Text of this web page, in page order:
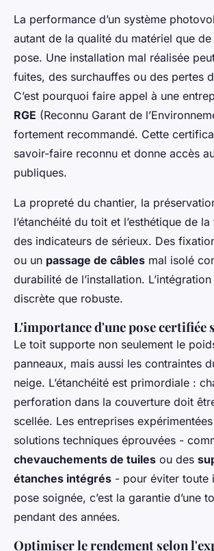
La performance d’un système
autant de la qualité du matériel que
pose. Une installation mal réalisée
fuites, des surchauffes ou des pertes
C’est pourquoi faire appel à une
RGE (Reconnu Garant de
fortement recommandé. Cette
savoir-faire reconnu et donne accès
publiques.
La propreté du chantier, la
l’étanchéité du toit et l’esthétique de
des indicateurs de sérieux. Des
ou un passage de câbles mal isolé
durabilité de l’installation.
discrète que robuste.
L'importance d'une pose certifiée
Le toit supporte non seulement le
panneaux, mais aussi les contraintes
neige. L’étanchéité est primordiale :
perforation dans la couverture doit
scellée. Les entreprises
solutions techniques éprouvées -
chevauchements de tuiles ou des
étanches intégrés - pour éviter toute
pose soignée, c’est la garantie d’une
pendant des années.
Optimiser le rendement selon